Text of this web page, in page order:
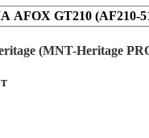
(MNT-Heritage